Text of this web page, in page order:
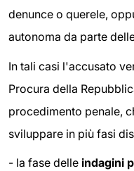
denunce o querele,
autonoma da parte
In tali casi l'accusato
Procura della
procedimento penale,
sviluppare in più fasi
- la fase delle indagini